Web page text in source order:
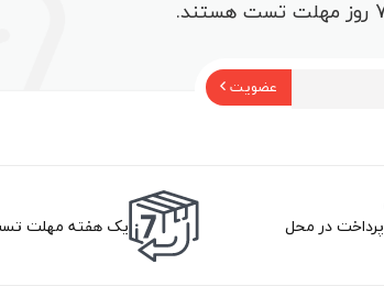
عضویت
پرداخت در محل یک هفته مهلت